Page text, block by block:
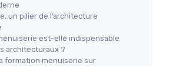
un pilier de l’architecture
est-elle indispensable
architecturaux ?
formation menuiserie sur